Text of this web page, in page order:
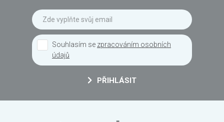
Souhlasím se zpracováním osobních
údajů
PŘIHLÁSIT